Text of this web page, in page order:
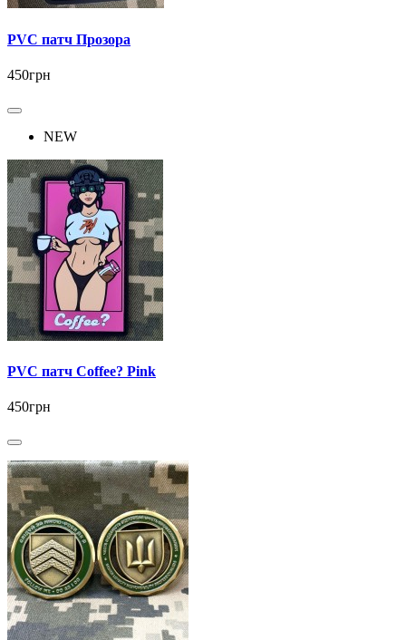
PVC патч Прозора
450грн
NEW
PVC патч Coffee? Pink
450грн